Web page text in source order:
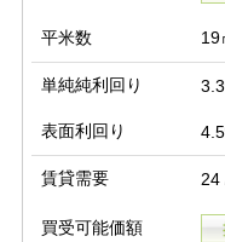
平米数 19
単純純利回り
表面利回り
賃貸需要 24
買受可能価額